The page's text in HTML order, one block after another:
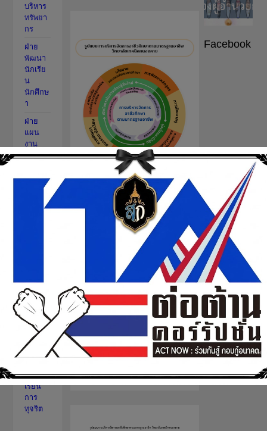
บริหาร
ทรัพยา
กร
ฝ่าย
พัฒนา
นักเรีย
น
นักศึกษ
า
ฝ่าย
แผน
งาน
และ
ร่วมมือ
เว็บลิงค์
ITA
ติดต่อ
เรา
ทางร้อง
เรียน
การ
ทุจริต
Facebook